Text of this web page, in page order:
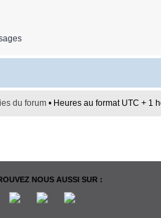
du forum • Heures au format UTC + 1
NOUS AUSSI SUR :